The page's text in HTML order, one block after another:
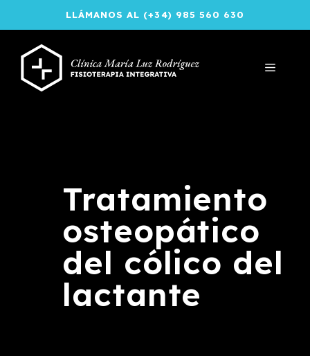
al
contenido
LLÁMANOS AL (+34) 985 560 630
MENÚ
Tratamiento
osteopático
del cólico del
lactante